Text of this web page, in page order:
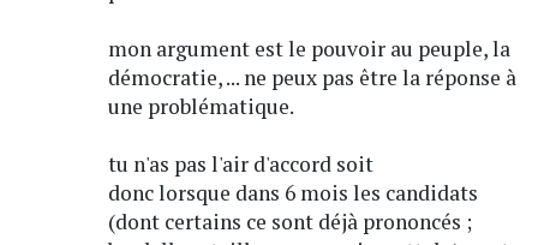
mon argument est le pouvoir au peuple, la
démocratie, ... ne peux pas être la réponse à
une problématique.
tu n'as pas l'air d'accord soit
donc lorsque dans 6 mois les candidats
(dont certains ce sont déjà prononcés ;